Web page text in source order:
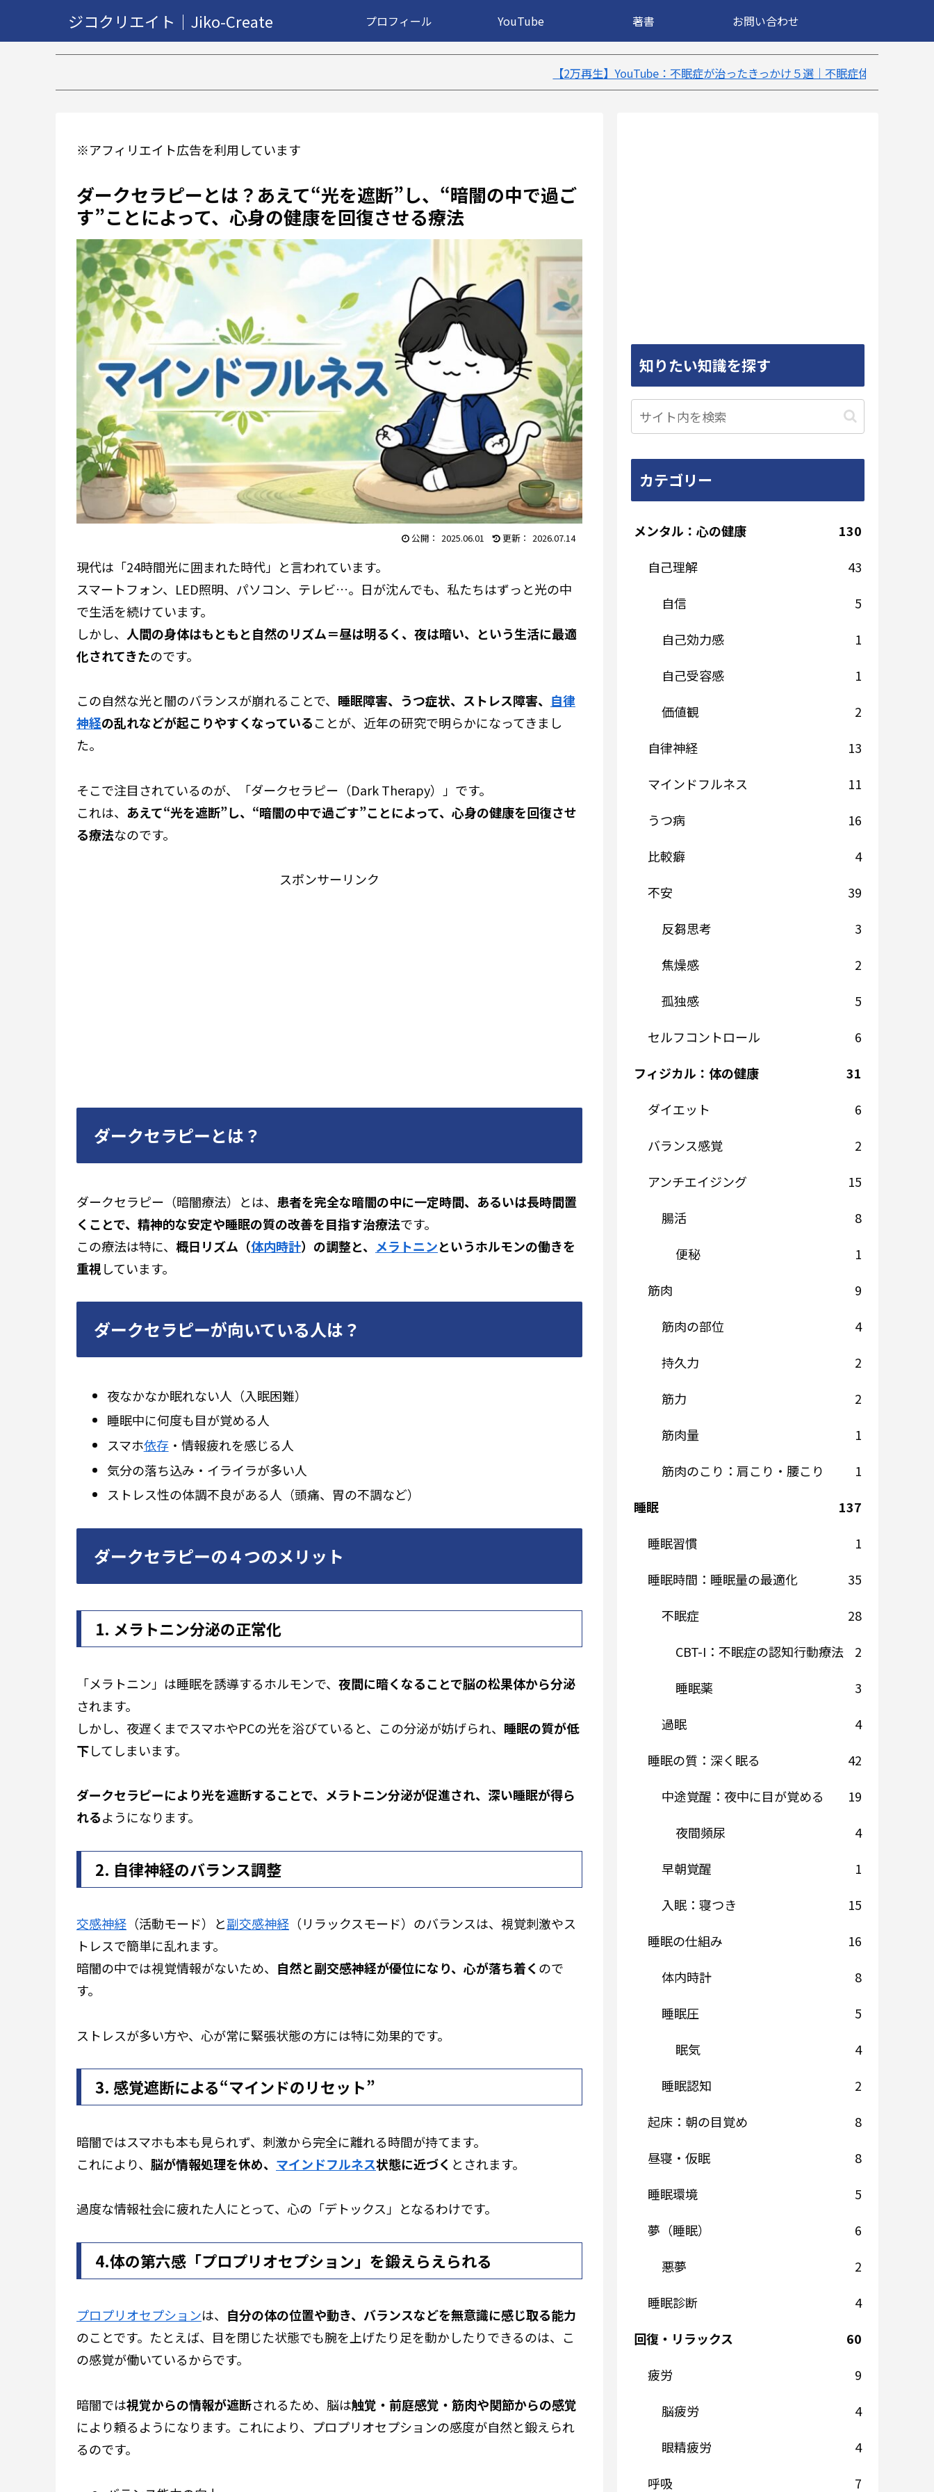
ジコクリエイト｜Jiko-Create プロフィール YouTube 著書 お問い合わせ
【2万再生】YouTube：不眠症が治ったきっかけ５選｜不眠症体験談 【18万再生】
※アフィリエイト広告を利用しています
ダークセラピーとは？あえて“光を遮断”し、“暗闇の中で過ご
す”ことによって、心身の健康を回復させる療法
2025.06.01 2026.07.14
現代は「24時間光に囲まれた時代」と言われています。
スマートフォン、LED照明、パソコン、テレビ…。日が沈んでも、私たちはずっと光の中
で生活を続けています。
しかし、 人間の身体はもともと自然のリズム＝昼は明るく、夜は暗い、という生活に最適
化されてきたのです。
この自然な光と闇のバランスが崩れることで、 睡眠障害、うつ症状、ストレス障害、 自律
神経の乱れなどが起こりやすくなっていることが、近年の研究で明らかになってきまし
た。
そこで注目されているのが、「ダークセラピー（Dark Therapy）」です。
これは、 あえて“光を遮断”し、“暗闇の中で過ごす”ことによって、心身の健康を回復させ
る療法なのです。
スポンサーリンク
ダークセラピーとは？
ダークセラピー（暗闇療法）とは、 患者を完全な暗闇の中に一定時間、あるいは長時間置
くことで、精神的な安定や睡眠の質の改善を目指す治療法です。
この療法は特に、 概日リズム（体内時計）の調整と、 メラトニンというホルモンの働きを
重視しています。
ダークセラピーが向いている人は？
夜なかなか眠れない人（入眠困難）
睡眠中に何度も目が覚める人
スマホ依存・情報疲れを感じる人
気分の落ち込み・イライラが多い人
ストレス性の体調不良がある人（頭痛、胃の不調など）
ダークセラピーの４つのメリット
1. メラトニン分泌の正常化
「メラトニン」は睡眠を誘導するホルモンで、 夜間に暗くなることで脳の松果体から分泌
されます。
しかし、夜遅くまでスマホやPCの光を浴びていると、この分泌が妨げられ、 睡眠の質が低
下してしまいます。
ダークセラピーにより光を遮断することで、メラトニン分泌が促進され、深い睡眠が得ら
れるようになります。
2. 自律神経のバランス調整
交感神経 （活動モード）と副交感神経 （リラックスモード）のバランスは、視覚刺激やス
トレスで簡単に乱れます。
暗闇の中では視覚情報がないため、 自然と副交感神経が優位になり、心が落ち着くので
す。
ストレスが多い方や、心が常に緊張状態の方には特に効果的です。
3. 感覚遮断による“マインドのリセット”
暗闇ではスマホも本も見られず、刺激から完全に離れる時間が持てます。
これにより、 脳が情報処理を休め、 マインドフルネス状態に近づく とされます。
過度な情報社会に疲れた人にとって、心の「デトックス」となるわけです。
4.体の第六感「プロプリオセプション」を鍛えらえられる
プロプリオセプションは、 自分の体の位置や動き、バランスなどを無意識に感じ取る能力
のことです。たとえば、目を閉じた状態でも腕を上げたり足を動かしたりできるのは、こ
の感覚が働いているからです。
暗闇では視覚からの情報が遮断されるため、脳は触覚・前庭感覚・筋肉や関節からの感覚
により頼るようになります。これにより、プロプリオセプションの感度が自然と鍛えられ
るのです。
知りたい知識を探す
カテゴリー
メンタル：心の健康
130
自己理解
43
自信
5
自己効力感
1
自己受容感
1
価値観
2
自律神経
13
マインドフルネス
11
うつ病
16
比較癖
4
不安
39
反芻思考
3
焦燥感
2
孤独感
5
セルフコントロール
6
フィジカル：体の健康
31
ダイエット
6
バランス感覚
2
アンチエイジング
15
腸活
8
便秘
1
筋肉
9
筋肉の部位
4
持久力
2
筋力
2
筋肉量
1
筋肉のこり：肩こり・腰こり
1
睡眠
137
睡眠習慣
1
睡眠時間：睡眠量の最適化
35
不眠症
28
CBT-I：不眠症の認知行動療法
2
睡眠薬
3
過眠
4
睡眠の質：深く眠る
42
中途覚醒：夜中に目が覚める
19
夜間頻尿
4
早朝覚醒
1
入眠：寝つき
15
睡眠の仕組み
16
体内時計
8
睡眠圧
5
眠気
4
睡眠認知
2
起床：朝の目覚め
8
昼寝・仮眠
8
睡眠環境
5
夢（睡眠）
6
悪夢
2
睡眠診断
4
回復・リラックス
60
疲労
9
脳疲労
4
眼精疲労
4
呼吸
7